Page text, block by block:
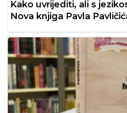
Kako uvrijediti, ali s
Nova knjiga Pavla